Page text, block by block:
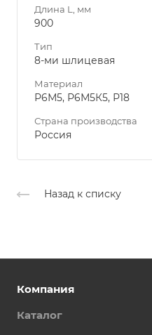
Длина L, мм
900
Тип
8-ми шлицевая
Материал
Р6М5, Р6М5К5, Р18
Страна производства
Россия
Назад к списку
Компания
Каталог